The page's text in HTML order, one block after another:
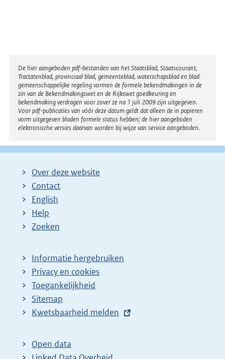
Disclaimer
De hier aangeboden pdf-bestanden van het Staatsblad, Staatscourant,
Tractatenblad, provinciaal blad, gemeenteblad, waterschapsblad en blad
gemeenschappelijke regeling vormen de formele bekendmakingen in de
zin van de Bekendmakingswet en de Rijkswet goedkeuring en
bekendmaking verdragen voor zover ze na 1 juli 2009 zijn uitgegeven.
Voor pdf-publicaties van vóór deze datum geldt dat alleen de in papieren
vorm uitgegeven bladen formele status hebben; de hier aangeboden
elektronische versies daarvan worden bij wijze van service aangeboden.
Over deze website
Contact
English
Help
Zoeken
Informatie hergebruiken
Privacy en cookies
Toegankelijkheid
Sitemap
E
t
e
Kwetsbaarheid melden
Open data